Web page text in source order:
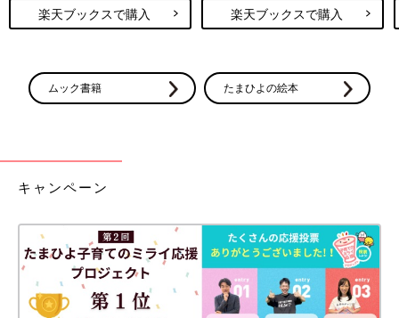
坂本 多くの人の目があるときほど、案外だれも見ていないリス
おくことが大事です。
する」などの場合は、ある程度室内を確認して対策をしてもらう
ことが大事です。赤ちゃんが触ると危ないものは手の届かないと
る、親がそばを離れるときは「トイレの間、見ていてね」と声を
かけるなどを心がけるといいでしょう。
また、新幹線とホームの間にベビーカーの車輪が挟まったという
体験談がありましたが、ベルトをしていなかったら大きな事故に
楽天ブックスで購入 楽天ブックスで購入
ムック書籍 たまひよの絵本
キャンペーン